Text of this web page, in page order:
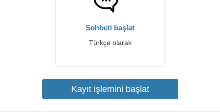
Sohbeti başlat
Türkçe olarak
Kayıt işlemini başlat